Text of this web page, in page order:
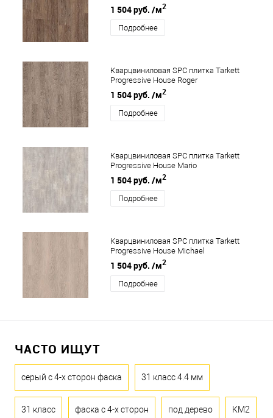
1 504 руб. /м2
Подробнее
Кварцвиниловая SPC плитка Tarkett
Progressive House Roger
1 504 руб. /м2
Подробнее
Кварцвиниловая SPC плитка Tarkett
Progressive House Mario
1 504 руб. /м2
Подробнее
Кварцвиниловая SPC плитка Tarkett
Progressive House Michael
1 504 руб. /м2
Подробнее
ЧАСТО ИЩУТ
серый с 4-х сторон фаска 31 класс 4.4 мм
31 класс фаска с 4-х сторон под дерево КМ2